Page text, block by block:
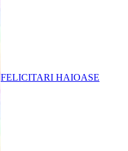
FELICITARI HAIOASE